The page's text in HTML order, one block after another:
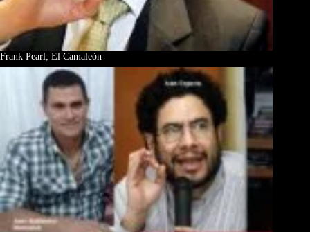
Frank Pearl, El Camaleón